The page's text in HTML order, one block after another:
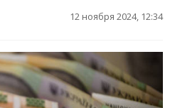
12 ноября 2024, 12:34